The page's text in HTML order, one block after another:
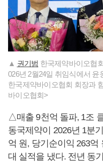
▲ 권기범 한국제약바이오협
026년 2월24일 취임식에서
한국제약바이오협회 회장과
바이오협회>
△매출 9천억 돌파, 1조
동국제약이 2026년 1분
억 원, 당기순이익 263억
대 실적을 냈다. 전년 동